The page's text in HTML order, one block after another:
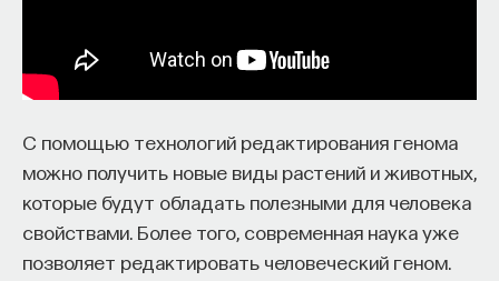
С помощью технологий редактирования генома
можно получить новые виды растений и животных,
которые будут обладать полезными для человека
свойствами. Более того, современная наука уже
позволяет редактировать человеческий геном.
университету учить не только знаниям, но и самой
практике мышления и коммуникации.
Основатель ПостНауки Ивар Максутов запускает
проект Naukka Talents.
Это глобальная экосистема для поиска и найма
STEM-специалистов (Science, Technology,